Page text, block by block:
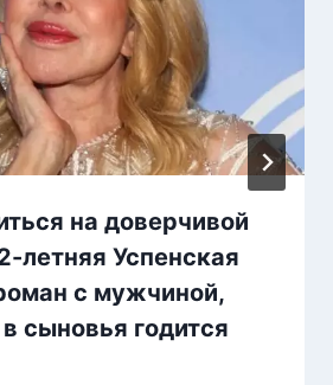
на доверчивой
летняя Успенская
с мужчиной,
сыновья годится